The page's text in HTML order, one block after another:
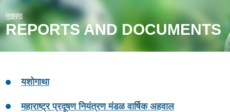
मुखपृष्ठ
REPORTS AND DOCUMENTS
यशोगाथा
महाराष्ट्र प्रदूषण नियंत्रण मंडळ वार्षिक अहवाल